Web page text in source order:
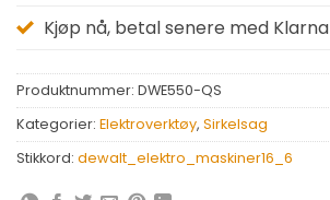
Kjøp nå, betal senere med Klarna
Produktnummer: DWE550-QS
Kategorier: Elektroverktøy, Sirkelsag
Stikkord: dewalt_elektro_maskiner16_6